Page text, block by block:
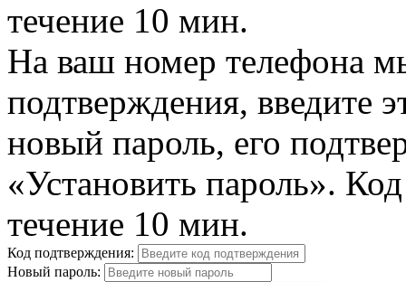
течение 10 мин.
На ваш номер телефона
подтверждения, введите
новый пароль, его
«Установить пароль».
течение 10 мин.
Код подтверждения:
Новый пароль: